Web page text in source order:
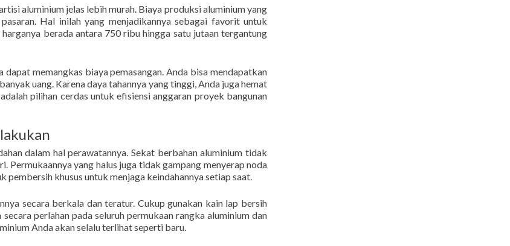
aluminium jelas lebih murah. Biaya produksi aluminium yang
Hal inilah yang menjadikannya sebagai favorit untuk
berada antara 750 ribu hingga satu jutaan tergantung
memangkas biaya pemasangan. Anda bisa mendapatkan
uang. Karena daya tahannya yang tinggi, Anda juga hemat
pilihan cerdas untuk efisiensi anggaran proyek bangunan
dalam hal perawatannya. Sekat berbahan aluminium tidak
Permukaannya yang halus juga tidak gampang menyerap noda
khusus untuk menjaga keindahannya setiap saat.
secara berkala dan teratur. Cukup gunakan kain lap bersih
perlahan pada seluruh permukaan rangka aluminium dan
Anda akan selalu terlihat seperti baru.